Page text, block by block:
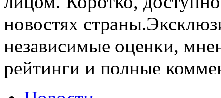
новостях
независимые оценки,
рейтинги и полные